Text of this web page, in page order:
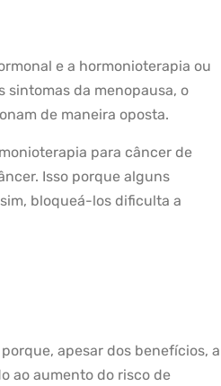
e a hormonioterapia ou
sintomas da menopausa, o
de maneira oposta.
para câncer de
Isso porque alguns
bloqueá-los dificulta a
apesar dos benefícios, a
ao aumento do risco de